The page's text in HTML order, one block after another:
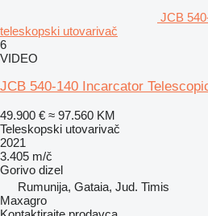
JCB
teleskopski utovarivač
6
VIDEO
JCB 540-140 Incarcator
49.900 € ≈ 97.560 KM
Teleskopski utovarivač
2021
3.405 m/č
Gorivo dizel
Rumunija, Gataia, Jud. Timis
Maxagro